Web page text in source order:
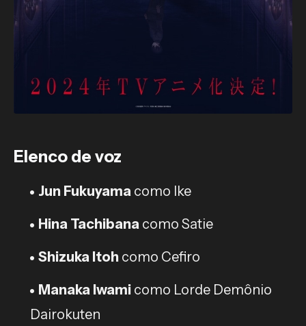
Elenco de voz
Jun Fukuyama como Ike
Hina Tachibana como Satie
Shizuka Itoh como Cefiro
Manaka Iwami como Lorde Demônio
Dairokuten